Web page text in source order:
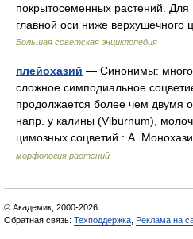
покрытосеменных растений.
главной оси ниже
Большая советская энциклопедия
плейохазий — Синонимы:
сложное симподиальное
продолжается более чем двумя
напр. у калины (Viburnum),
цимозных соцветий : А.
морфология растений
© Академик, 2000-2026
Обратная связь: Техподдержка Реклама на